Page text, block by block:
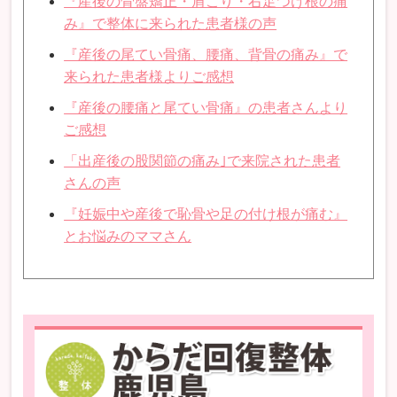
み』で整体に来られた患者様の声
『産後の尾てい骨痛、腰痛、背骨の痛み』で
来られた患者様よりご感想
『産後の腰痛と尾てい骨痛』の患者さんより
ご感想
「出産後の股関節の痛み｣で来院された患者
さんの声
『妊娠中や産後で恥骨や足の付け根が痛む』
とお悩みのママさん